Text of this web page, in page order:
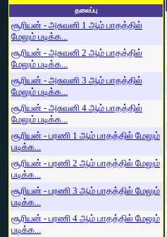
தலைப்பு
சூரியன் - அசுவனி 1 ஆம் பாதத்தில்
மேலும் படிக்க...
சூரியன் - அசுவனி 2 ஆம் பாதத்தில்
மேலும் படிக்க...
சூரியன் - அசுவனி 3 ஆம் பாதத்தில்
மேலும் படிக்க...
சூரியன் - அசுவனி 4 ஆம் பாதத்தில்
மேலும் படிக்க...
சூரியன் - பரணி 1 ஆம் பாதத்தில் மேலும்
படிக்க...
சூரியன் - பரணி 2 ஆம் பாதத்தில் மேலும்
படிக்க...
சூரியன் - பரணி 3 ஆம் பாதத்தில் மேலும்
படிக்க...
சூரியன் - பரணி 4 ஆம் பாதத்தில் மேலும்
படிக்க...